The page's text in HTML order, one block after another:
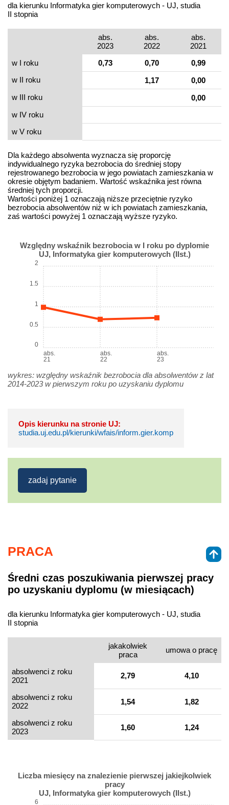
dla kierunku Informatyka gier komputerowych - UJ, studia
II stopnia
abs.
2023
abs.
2022
abs.
2021
w I roku
0,73 0,70
0,99
w II roku
1,17
0,00
w III roku
0,00
w IV roku
w V roku
Dla każdego absolwenta wyznacza się proporcję
indywidualnego ryzyka bezrobocia do średniej stopy
rejestrowanego bezrobocia w jego powiatach zamieszkania w
okresie objętym badaniem. Wartość wskaźnika jest równa
średniej tych proporcji.
Wartości poniżej 1 oznaczają niższe przeciętnie ryzyko
bezrobocia absolwentów niż w ich powiatach zamieszkania,
zaś wartości powyżej 1 oznaczają wyższe ryzyko.
Względny wskaźnik bezrobocia w I roku po dyplomie
UJ, Informatyka gier komputerowych (IIst.)
abs.
21
abs.
22
abs.
23
0
0.5
1
1.5
2
wykres: względny wskaźnik bezrobocia dla absolwentów z lat
2014-2023 w pierwszym roku po uzyskaniu dyplomu
Opis kierunku na stronie UJ:
studia.uj.edu.pl/kierunki/wfais/inform.gier.komp
zadaj pytanie
PRACA
Średni czas poszukiwania pierwszej pracy
po uzyskaniu dyplomu (w miesiącach)
dla kierunku Informatyka gier komputerowych - UJ, studia
II stopnia
jakakolwiek
praca
umowa o pracę
absolwenci z roku
2021
2,79 4,10
absolwenci z roku
2022
1,54 1,82
absolwenci z roku
2023
1,60 1,24
Liczba miesięcy na znalezienie pierwszej jakiejkolwiek
pracy
UJ, Informatyka gier komputerowych (IIst.)
6